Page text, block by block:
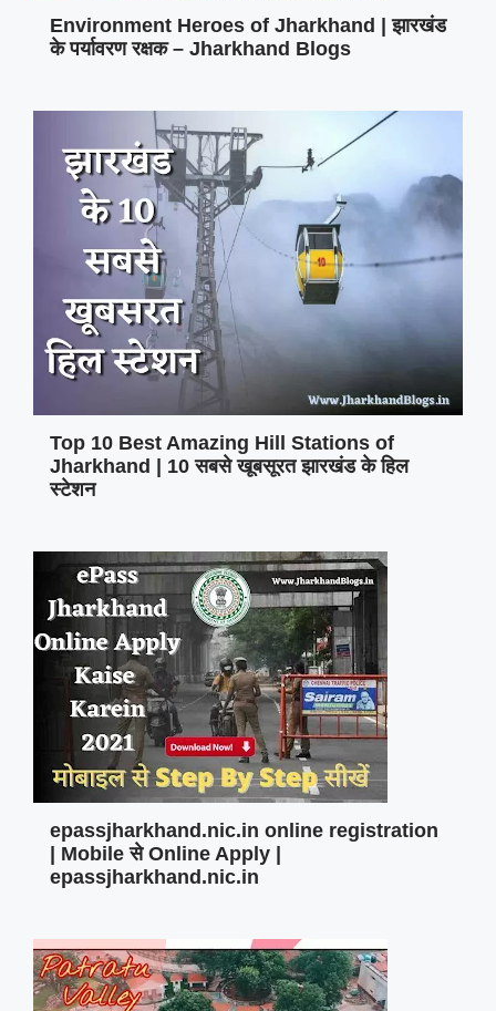
Environment Heroes of Jharkhand | झारखंड
के पर्यावरण रक्षक – Jharkhand Blogs
Top 10 Best Amazing Hill Stations of
Jharkhand | 10 सबसे खूबसूरत झारखंड के हिल
स्टेशन
epassjharkhand.nic.in online registration
| Mobile से Online Apply |
epassjharkhand.nic.in